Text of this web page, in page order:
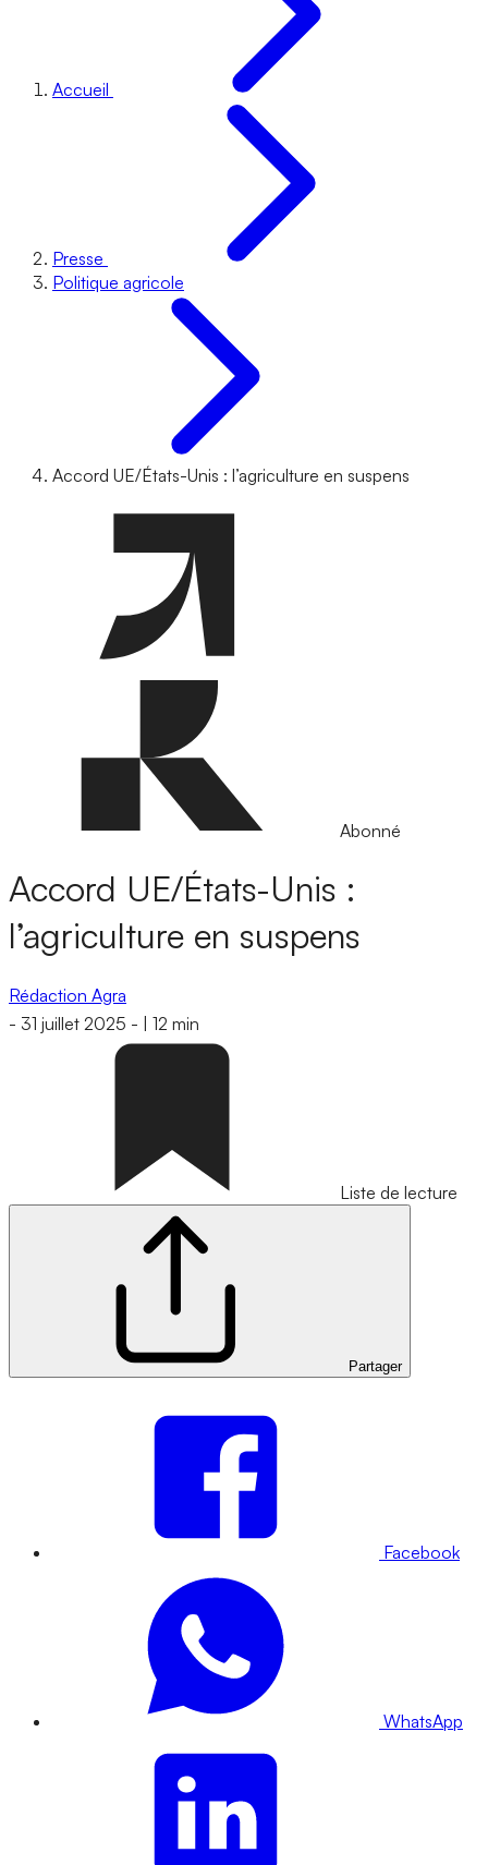
Accueil
Presse
Politique agricole
Accord UE/États-Unis : l’agriculture en suspens
Abonné
Accord UE/États-Unis :
l’agriculture en suspens
Rédaction Agra
- 31 juillet 2025 - 12 min
Liste de lecture
Partager
Facebook
WhatsApp